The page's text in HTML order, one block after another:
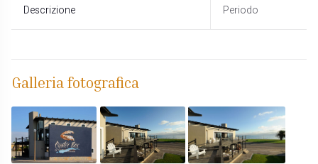
Descrizione Periodo
Galleria fotografica